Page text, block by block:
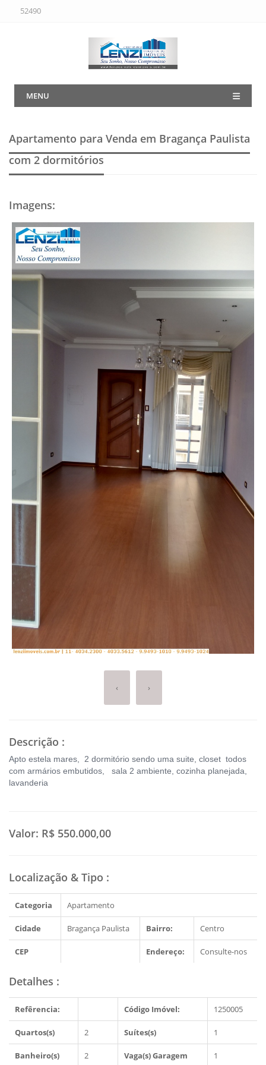
52490
MENU
Apartamento para Venda em Bragança Paulista
com 2 dormitórios
Imagens:
‹ ›
Descrição :
Apto estela mares, 2 dormitório sendo uma suite, closet todos
com armários embutidos, sala 2 ambiente, cozinha planejada,
lavanderia
Valor: R$ 550.000,00
Localização & Tipo :
Categoria Apartamento
Cidade Bragança Paulista Bairro: Centro
CEP Endereço: Consulte-nos
Detalhes :
Refêrencia: Código Imóvel: 1250005
Quartos(s) 2 Suítes(s) 1
Banheiro(s) 2 Vaga(s) Garagem 1